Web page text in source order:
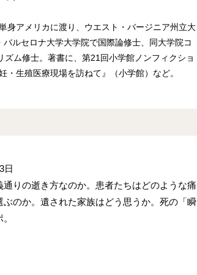
身アメリカに渡り、ウエスト・バージニア州立大
ルセロナ大学大学院で国際論修士、同大学院コ
ム修士。著書に、第21回小学館ノンフィクショ
生殖医療現場を訪ねて』（小学館）など。
日
りの逝き方なのか。患者たちはどのような痛
のか。遺された家族はどう思うか。死の「瞬